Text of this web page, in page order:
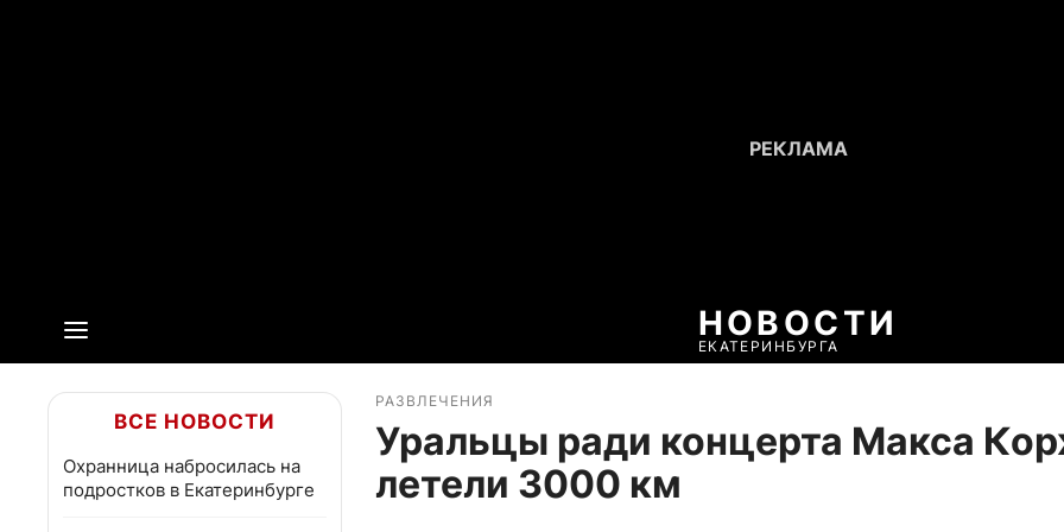
НОВОСТИ
ЕКАТЕРИНБУРГА
ВСЕ НОВОСТИ
Охранница набросилась на
подростков в Екатеринбурге
РАЗВЛЕЧЕНИЯ
Уральцы ради концерта Макса
летели 3000 км